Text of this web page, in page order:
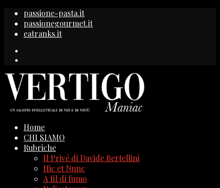
passione-pasta.it
passionegourmet.it
eatranks.it
Home
CHI SIAMO
Rubriche
Il Privé di Davide Bertellini
Hic et Nunc
A fil di fumo